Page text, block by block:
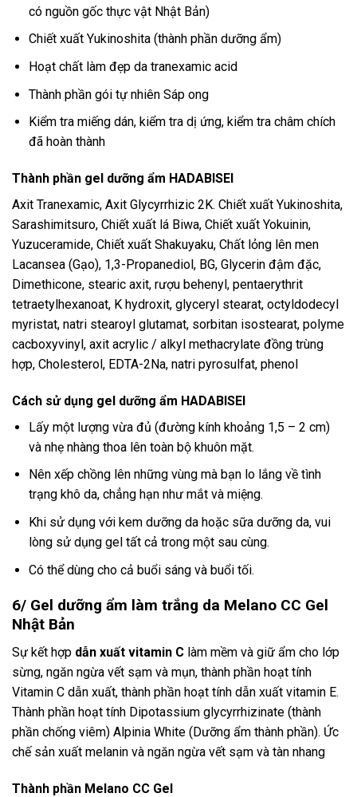
có nguồn gốc thực vật Nhật Bản)
Chiết xuất Yukinoshita (thành phần dưỡng ẩm)
Hoạt chất làm đẹp da tranexamic acid
Thành phần gói tự nhiên Sáp ong
Kiểm tra miếng dán, kiểm tra dị ứng, kiểm tra châm chích
đã hoàn thành
Thành phần gel dưỡng ẩm HADABISEI
Axit Tranexamic, Axit Glycyrrhizic 2K. Chiết xuất Yukinoshita,
Sarashimitsuro, Chiết xuất lá Biwa, Chiết xuất Yokuinin,
Yuzuceramide, Chiết xuất Shakuyaku, Chất lỏng lên men
Lacansea (Gạo), 1,3-Propanediol, BG, Glycerin đậm đặc,
Dimethicone, stearic axit, rượu behenyl, pentaerythrit
tetraetylhexanoat, K hydroxit, glyceryl stearat, octyldodecyl
myristat, natri stearoyl glutamat, sorbitan isostearat, polyme
cacboxyvinyl, axit acrylic / alkyl methacrylate đồng trùng
hợp, Cholesterol, EDTA-2Na, natri pyrosulfat, phenol
Cách sử dụng gel dưỡng ẩm HADABISEI
Lấy một lượng vừa đủ (đường kính khoảng 1,5 – 2 cm)
và nhẹ nhàng thoa lên toàn bộ khuôn mặt.
Nên xếp chồng lên những vùng mà bạn lo lắng về tình
trạng khô da, chẳng hạn như mắt và miệng.
Khi sử dụng với kem dưỡng da hoặc sữa dưỡng da, vui
lòng sử dụng gel tất cả trong một sau cùng.
Có thể dùng cho cả buổi sáng và buổi tối.
6/ Gel dưỡng ẩm làm trắng da Melano CC Gel
Nhật Bản
Sự kết hợp dẫn xuất vitamin C làm mềm và giữ ẩm cho lớp
sừng, ngăn ngừa vết sạm và mụn, thành phần hoạt tính
Vitamin C dẫn xuất, thành phần hoạt tính dẫn xuất vitamin E.
Thành phần hoạt tính Dipotassium glycyrrhizinate (thành
phần chống viêm) Alpinia White (Dưỡng ẩm thành phần). Ức
chế sản xuất melanin và ngăn ngừa vết sạm và tàn nhang
Thành phần Melano CC Gel